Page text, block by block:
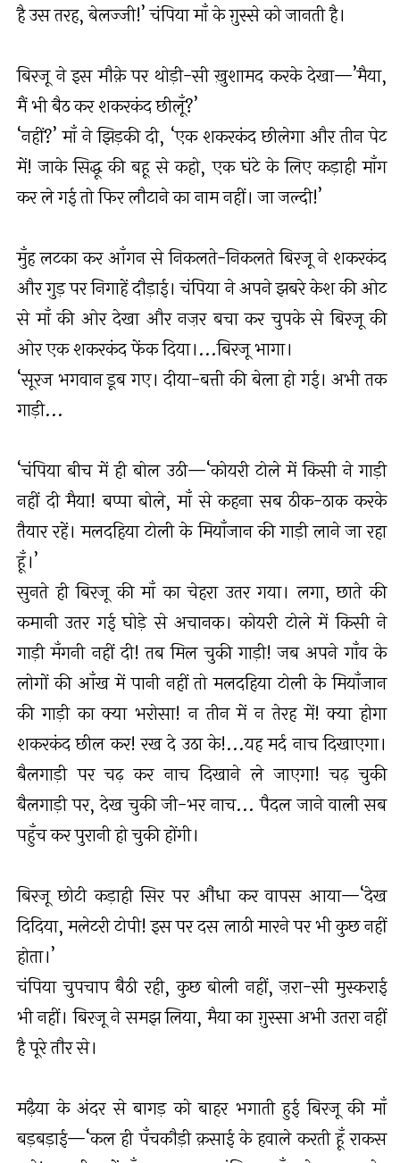
है उस तरह, बेलज्जी!’ चंपिया माँ के ग़ुस्से को जानती है।
बिरजू ने इस मौक़े पर थोड़ी-सी ख़ुशामद करके देखा—’मैया,
मैं भी बैठ कर शकरकंद छीलूँ?’
‘नहीं?’ माँ ने झिड़की दी, ‘एक शकरकंद छीलेगा और तीन पेट
में! जाके सिद्धू की बहू से कहो, एक घंटे के लिए कड़ाही माँग
कर ले गई तो फिर लौटाने का नाम नहीं। जा जल्दी!’
मुँह लटका कर आँगन से निकलते-निकलते बिरजू ने शकरकंद
और गुड़ पर निगाहें दौड़ाई। चंपिया ने अपने झबरे केश की ओट
से माँ की ओर देखा और नज़र बचा कर चुपके से बिरजू की
ओर एक शकरकंद फेंक दिया।...बिरजू भागा।
‘सूरज भगवान डूब गए। दीया-बत्ती की बेला हो गई। अभी तक
गाड़ी...
‘चंपिया बीच में ही बोल उठी—‘कोयरी टोले में किसी ने गाड़ी
नहीं दी मैया! बप्पा बोले, माँ से कहना सब ठीक-ठाक करके
तैयार रहें। मलदहिया टोली के मियाँजान की गाड़ी लाने जा रहा
हूँ।’
सुनते ही बिरजू की माँ का चेहरा उतर गया। लगा, छाते की
कमानी उतर गई घोड़े से अचानक। कोयरी टोले में किसी ने
गाड़ी मँगनी नहीं दी! तब मिल चुकी गाड़ी! जब अपने गाँव के
लोगों की आँख में पानी नहीं तो मलदहिया टोली के मियाँजान
की गाड़ी का क्या भरोसा! न तीन में न तेरह में! क्या होगा
शकरकंद छील कर! रख दे उठा के!...यह मर्द नाच दिखाएगा।
बैलगाड़ी पर चढ़ कर नाच दिखाने ले जाएगा! चढ़ चुकी
बैलगाड़ी पर, देख चुकी जी-भर नाच... पैदल जाने वाली सब
पहुँच कर पुरानी हो चुकी होंगी।
बिरजू छोटी कड़ाही सिर पर औंधा कर वापस आया—‘देख
दिदिया, मलेटरी टोपी! इस पर दस लाठी मारने पर भी कुछ नहीं
होता।’
चंपिया चुपचाप बैठी रही, कुछ बोली नहीं, ज़रा-सी मुस्कराई
भी नहीं। बिरजू ने समझ लिया, मैया का ग़ुस्सा अभी उतरा नहीं
है पूरे तौर से।
मढ़ैया के अंदर से बागड़ को बाहर भगाती हुई बिरजू की माँ
बड़बड़ाई—‘कल ही पँचकौड़ी क़साई के हवाले करती हूँ राकस